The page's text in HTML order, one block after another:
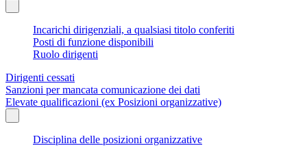
Incarichi dirigenziali, a qualsiasi titolo conferiti
Posti di funzione disponibili
Ruolo dirigenti
Dirigenti cessati
Sanzioni per mancata comunicazione dei dati
Elevate qualificazioni (ex Posizioni organizzative)
Disciplina delle posizioni organizzative